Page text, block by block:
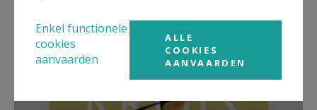
Enkel functionele
cookies
aanvaarden
ALLE
COOKIES
AANVAARDEN